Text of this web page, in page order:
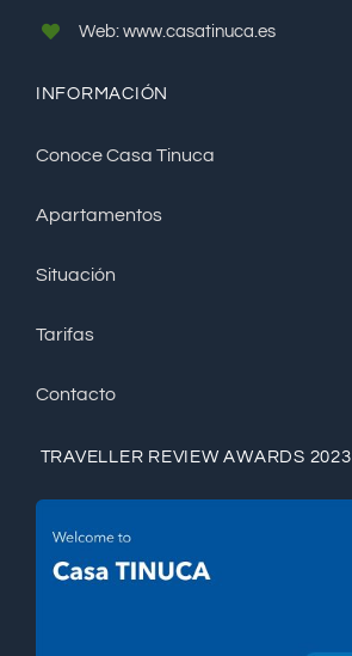
Web: www.casatinuca.es
INFORMACIÓN
Conoce Casa Tinuca
Apartamentos
Situación
Tarifas
Contacto
TRAVELLER REVIEW AWARDS 2023